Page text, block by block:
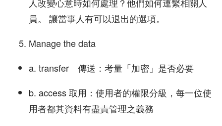
員。 讓當事人有可以退出的選項。
Manage the data
a. transfer 傳送：考量「加密」是否必要
b. access 取用：使用者的權限分級，每一位使
用者都其資料有盡責管理之義務